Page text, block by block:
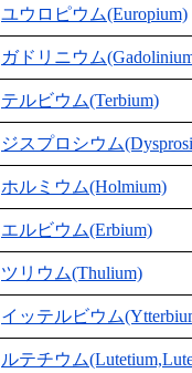
ユウロピウム(Europium)
ガドリニウム
テルビウム(Terbium)
ジスプロシウム
ホルミウム(Holmium)
エルビウム(Erbium)
ツリウム(Thulium)
イッテルビウム
ルテチウム